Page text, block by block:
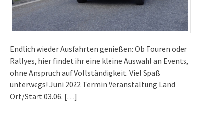
Endlich wieder Ausfahrten genießen: Ob Touren oder
Rallyes, hier findet ihr eine kleine Auswahl an Events,
ohne Anspruch auf Vollständigkeit. Viel Spaß
unterwegs! Juni 2022 Termin Veranstaltung Land
Ort/Start 03.06. […]